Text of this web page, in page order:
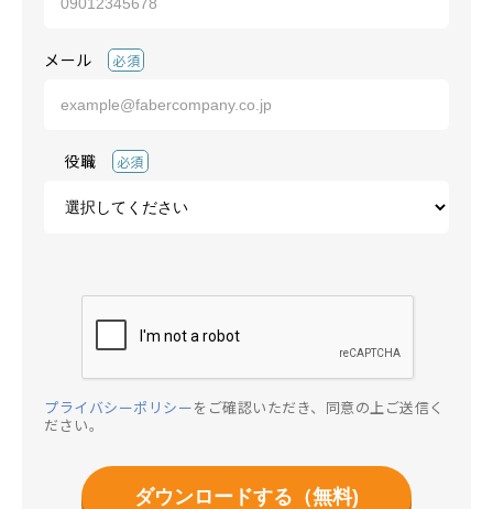
メール 必須
役職 必須
プライバシーポリシーをご確認いただき、同意の上ご送信く
ださい。
ダウンロードする（無料)